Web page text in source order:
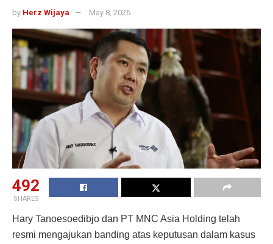
by Herz Wijaya May 8, 2026
492
SHARES
Hary Tanoesoedibjo dan PT MNC Asia Holding telah
resmi mengajukan banding atas keputusan dalam kasus